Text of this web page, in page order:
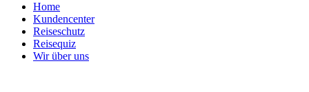
Home
Kundencenter
Reiseschutz
Reisequiz
Wir über uns